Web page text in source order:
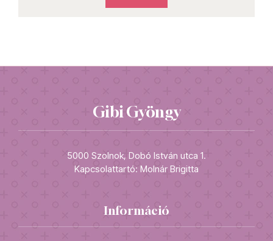
Gibi Gyöngy
5000 Szolnok, Dobó István utca 1.
Kapcsolattartó: Molnár Brigitta
Információ